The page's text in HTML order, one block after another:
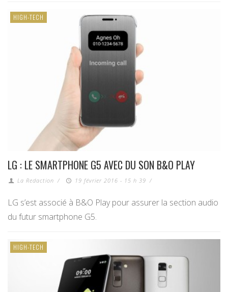
HIGH-TECH
LG : LE SMARTPHONE G5 AVEC DU SON B&O PLAY
La Redaction / 19 février 2016 - 15 h 39 /
LG s’est associé à B&O Play pour assurer la section audio
du futur smartphone G5.
HIGH-TECH